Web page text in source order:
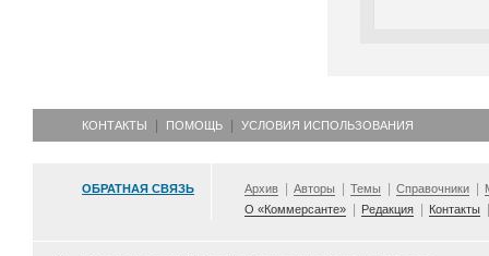
КОНТАКТЫ ПОМОЩЬ УСЛОВИЯ ИСПОЛЬЗОВАНИЯ
ОБРАТНАЯ СВЯЗЬ Архив Авторы Темы Справочники
О «Коммерсанте»
Редакция Контакты